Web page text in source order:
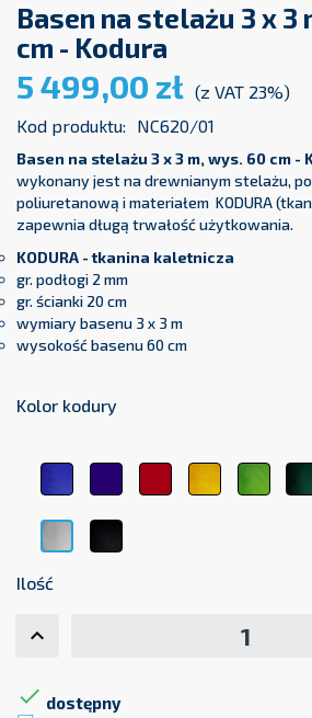
Basen na stelażu 3 x 3
cm - Kodura
5 499,00 zł (z VAT 23%)
Kod produktu:
NC620/01
Basen na stelażu 3 x 3 m, wys. 60 cm -
wykonany jest na drewnianym stelażu,
poliuretanową i materiałem KODURA
zapewnia długą trwałość użytkowania.
KODURA - tkanina kaletnicza
gr. podłogi 2 mm
gr. ścianki 20 cm
wymiary basenu 3 x 3 m
wysokość basenu 60 cm
Kolor kodury
Niebieski
82
Granatowy
18
Czerwony
04
Żółty
23
48
01
11
Ilość
 dostępny